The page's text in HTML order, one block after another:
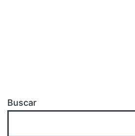
Buscar